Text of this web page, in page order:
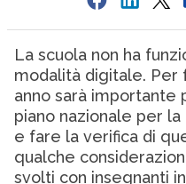
La scuola non ha
modalità digitale. Per
anno sarà importante
piano nazionale per
e fare la verifica di
qualche
svolti con insegnanti